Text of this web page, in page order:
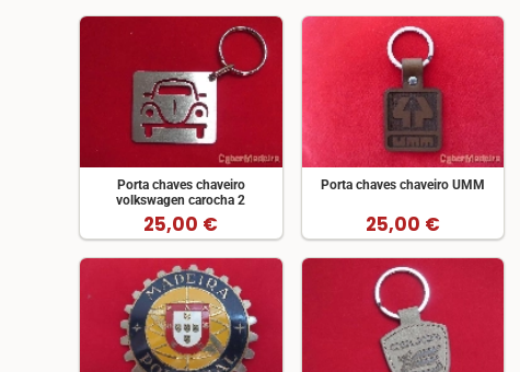
Porta chaves chaveiro
volkswagen carocha 2
25,00 €
Porta chaves chaveiro UMM
25,00 €